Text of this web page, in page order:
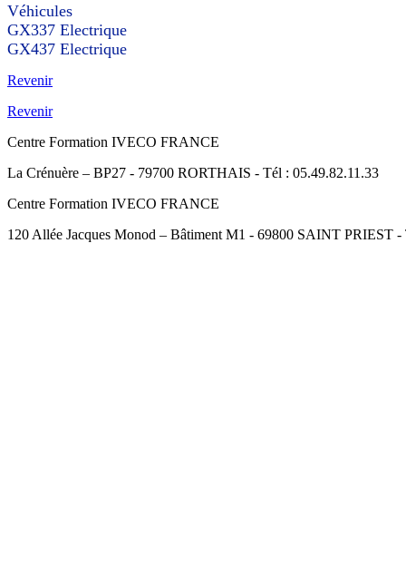
Véhicules
GX337 Electrique
GX437 Electrique
Revenir
Revenir
Centre Formation IVECO FRANCE
La Crénuère – BP27 - 79700 RORTHAIS - Tél : 05.49.82.11.33
Centre Formation IVECO FRANCE
120 Allée Jacques Monod – Bâtiment M1 - 69800 SAINT PRIEST